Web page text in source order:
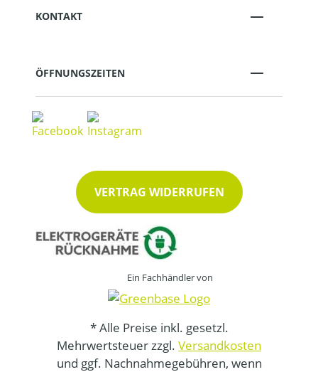
KONTAKT
ÖFFNUNGSZEITEN
VERTRAG WIDERRUFEN
Ein Fachhändler von
* Alle Preise inkl. gesetzl.
Mehrwertsteuer zzgl. Versandkosten
und ggf. Nachnahmegebühren, wenn